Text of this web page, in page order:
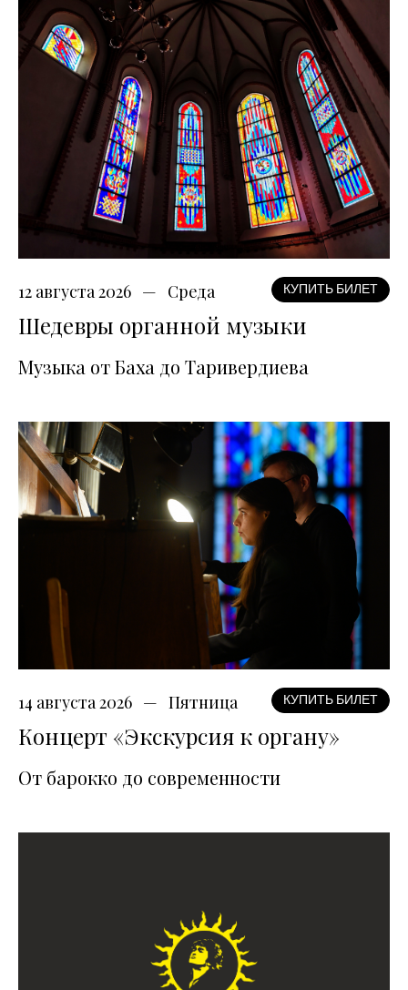
12 августа 2026 Среда КУПИТЬ БИЛЕТ
Шедевры органной музыки
Музыка от Баха до Таривердиева
14 августа 2026 Пятница КУПИТЬ БИЛЕТ
Концерт «Экскурсия к органу»
От барокко до современности